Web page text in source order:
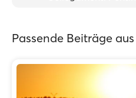
Passende Beiträge